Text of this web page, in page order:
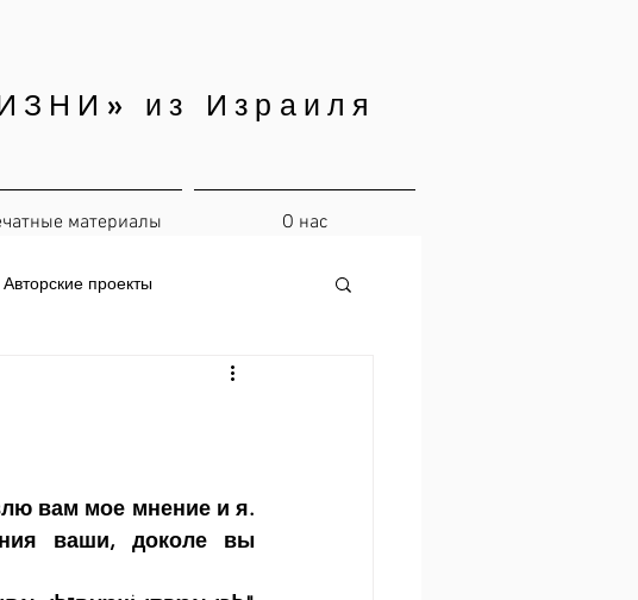
из Израиля
материалы О нас
Авторские проекты
вам мое мнение и я.
ваши, доколе вы